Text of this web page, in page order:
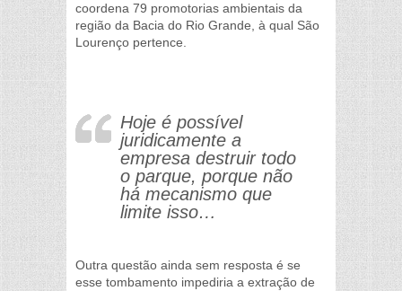
coordena 79 promotorias ambientais da
região da Bacia do Rio Grande, à qual São
Lourenço pertence.
Hoje é possível
juridicamente a
empresa destruir todo
o parque, porque não
há mecanismo que
limite isso…
Outra questão ainda sem resposta é se
esse tombamento impediria a extração de